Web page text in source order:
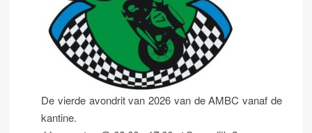
De vierde avondrit van 2026 van de AMBC vanaf de
kantine.